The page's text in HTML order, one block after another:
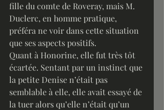
fille du comte de Roveray, mais M.
Duclerc, en homme pratique,
préféra ne voir dans cette situation
que ses aspects positifs.
Quant à Honorine, elle fut très tôt
écartée. Sentant par un instinct que
la petite Denise n’était pas
semblable à elle, elle avait essayé de
la tuer alors qu’elle n’était qu’un